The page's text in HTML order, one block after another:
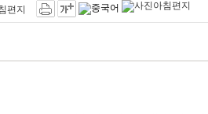
편지